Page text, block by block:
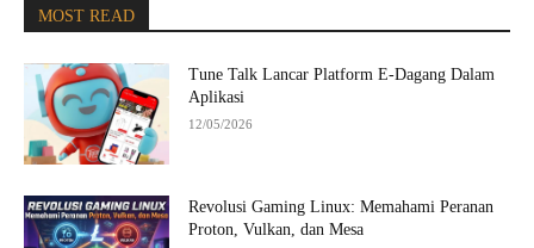
MOST READ
Tune Talk Lancar Platform E-Dagang Dalam
Aplikasi
12/05/2026
Revolusi Gaming Linux: Memahami Peranan
Proton, Vulkan, dan Mesa